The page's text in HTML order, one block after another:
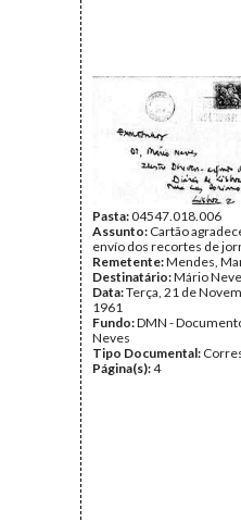
Pasta:04547.018.006
Assunto: Cartão
envío dos recortes de
Remetente:Mendes,
Destinatário:Mário
Data:Terça, 21 de
1961
Fundo:DMN -
Neves
Tipo Documental:
Página(s):4